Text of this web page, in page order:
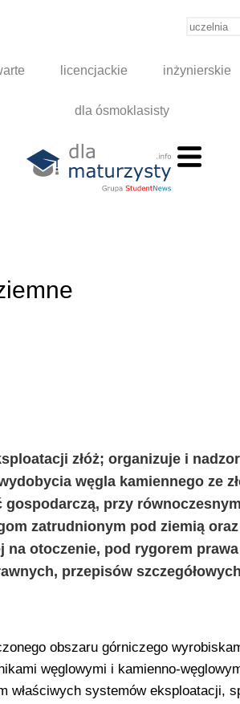
licencjackie inżynierskie
dla ósmoklasisty
złóż; organizuje i
węgla kamiennego ze
przy
zatrudnionym pod ziemią
otoczenie, pod rygorem
przepisów
obszaru górniczego
węglowymi i kamienno-
systemów eksploatacji,